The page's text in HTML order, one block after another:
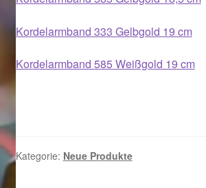
Logout
Ostergeschenke finden für Ostern 2015
Ostergeschenke finden für Ostern 2017
Kordelarmband 333 Gelbgold 19 cm
Kordelarmband 585 Weißgold 19 cm
Kategorie: Neue Produkte